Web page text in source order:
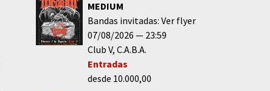
MEDIUM
Bandas invitadas: Ver flyer
07/08/2026
23:59
Club V C.A.B.A.
Entradas
desde 10.000,00